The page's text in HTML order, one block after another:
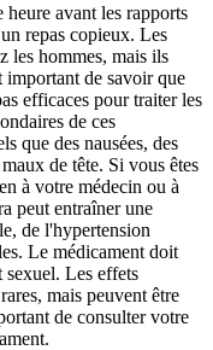
avant les rapports
repas copieux. Les
les hommes, mais ils
important de savoir que
efficaces pour traiter les
de ces
que des nausées, des
de tête. Si vous êtes
à votre médecin ou à
peut entraîner une
de l'hypertension
Le médicament doit
sexuel. Les effets
mais peuvent être
de consulter votre